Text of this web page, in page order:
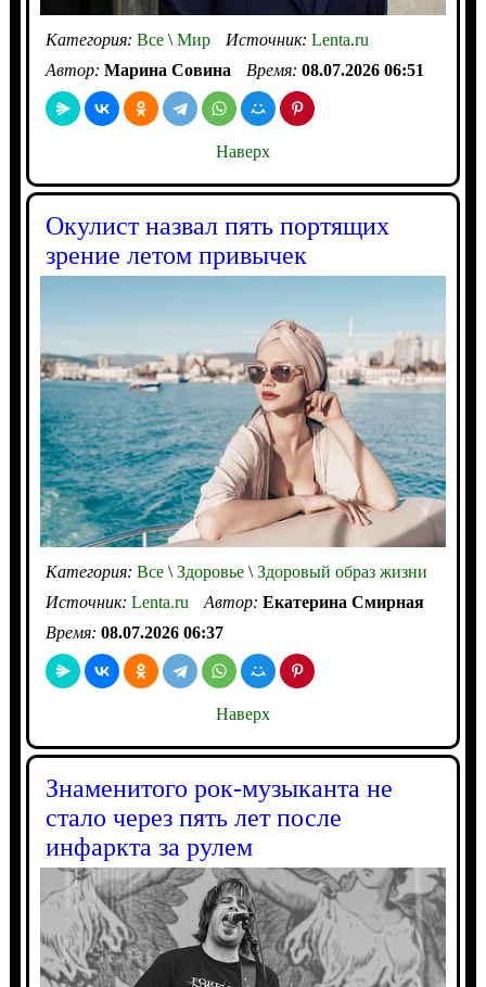
Категория: Все\Мир Источник: Lenta.ru
Автор: Марина Совина Время: 08.07.2026 06:51
Наверх
Окулист назвал пять портящих
зрение летом привычек
Категория: Все\Здоровье\Здоровый образ жизни
Источник: Lenta.ru Автор: Екатерина Смирная
Время: 08.07.2026 06:37
Наверх
Знаменитого рок-музыканта не
стало через пять лет после
инфаркта за рулем